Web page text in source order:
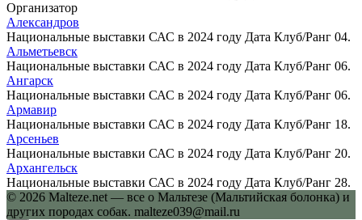
Организатор
Александров
Национальные выставки САС в 2024 году Дата Клуб/Ранг 04.
Альметьевск
Национальные выставки САС в 2024 году Дата Клуб/Ранг 06.
Ангарск
Национальные выставки САС в 2024 году Дата Клуб/Ранг 06.
Армавир
Национальные выставки САС в 2024 году Дата Клуб/Ранг 18.
Арсеньев
Национальные выставки САС в 2024 году Дата Клуб/Ранг 20.
Архангельск
Национальные выставки САС в 2024 году Дата Клуб/Ранг 28.
© 2026 Malteze.net — все о Мальтезе (Мальтийская болонка) и
других породах собак. malteze039@mail.ru